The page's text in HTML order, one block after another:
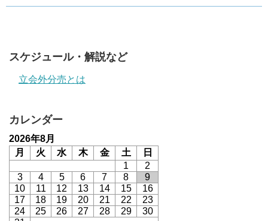
スケジュール・解説など
立会外分売とは
カレンダー
2026年8月
月
火 水 木 金 土 日
1
2
3
4 5 6 7 8
9
10
11 12 13 14 15
16
17
18 19 20 21 22
23
24
25 26 27 28 29
30